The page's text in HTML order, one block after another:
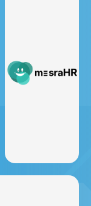
อย่างมีประสิทธิภาพ
ด้วยระบบที่ปรับ
สํารวจ